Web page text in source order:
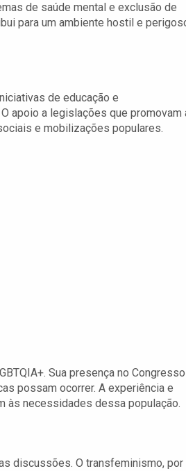
de saúde mental e exclusão de
para um ambiente hostil e
de educação e
apoio a legislações que promovam
e mobilizações populares.
Sua presença no
possam ocorrer. A experiência e
às necessidades dessa população.
discussões. O transfeminismo, por